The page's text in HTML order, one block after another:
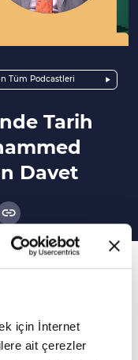
için İnternet
ait çerezler
Tüm Podcastleri
Tarih
Davet